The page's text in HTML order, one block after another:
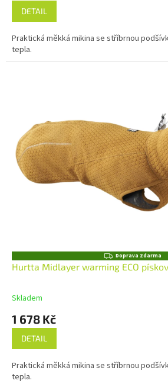
DETAIL
Praktická měkká mikina se stříbrnou
tepla.
Z
D
A
Doprava zdarma
Hurtta Midlayer warming ECO
Skladem
1 678 Kč
DETAIL
Praktická měkká mikina se stříbrnou
tepla.